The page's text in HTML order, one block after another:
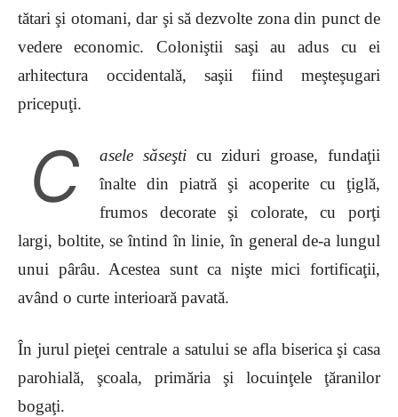
tătari şi otomani, dar şi să dezvolte zona din punct de
vedere economic. Coloniştii saşi au adus cu ei
arhitectura occidentală, saşii fiind meşteşugari
pricepuţi.
C asele săseşticu ziduri groase, fundaţii
înalte din piatră şi acoperite cu ţiglă,
frumos decorate şi colorate, cu porţi
largi, boltite, se întind în linie, în general de-a lungul
unui pârâu. Acestea sunt ca nişte mici fortificaţii,
având o curte interioară pavată.
În jurul pieţei centrale a satului se afla biserica şi casa
parohială, şcoala, primăria şi locuinţele ţăranilor
bogaţi.